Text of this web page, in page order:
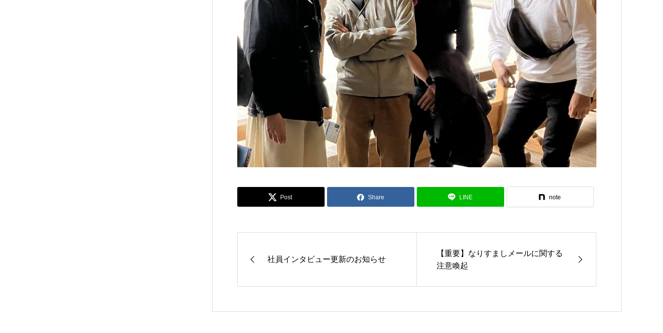
Post Share LINE note
社員インタビュー更新のお知らせ
【重要】なりすましメールに関する
注意喚起